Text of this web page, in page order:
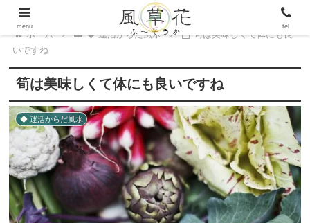
ホーム ◆ 運活からだ風水
筍は美味しくて体にも良
いですね
筍は美味しくて体にも良いですね
◆ 運活からだ風水
menu tel